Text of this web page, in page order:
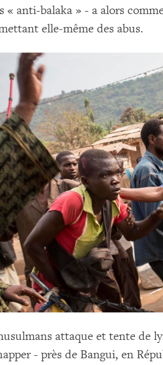
« anti-balaka » - a alors
elle-même des abus.
attaque et tente de
- près de Bangui, en